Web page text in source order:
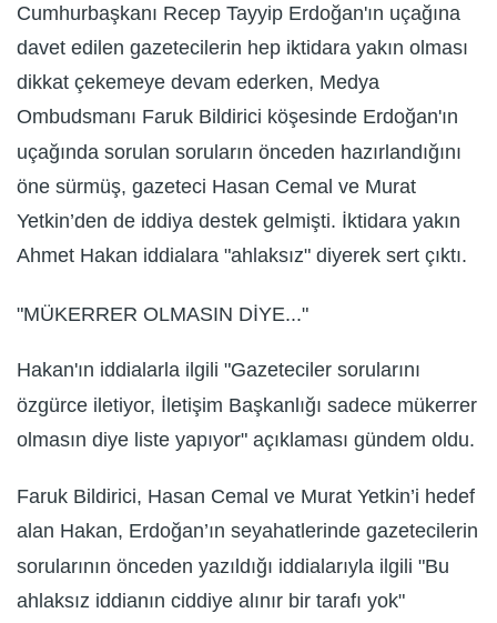
Cumhurbaşkanı Recep Tayyip Erdoğan'ın uçağına
davet edilen gazetecilerin hep iktidara yakın olması
dikkat çekemeye devam ederken, Medya
Ombudsmanı Faruk Bildirici köşesinde Erdoğan'ın
uçağında sorulan soruların önceden hazırlandığını
öne sürmüş, gazeteci Hasan Cemal ve Murat
Yetkin’den de iddiya destek gelmişti. İktidara yakın
Ahmet Hakan iddialara "ahlaksız" diyerek sert çıktı.
"MÜKERRER OLMASIN DİYE..."
Hakan'ın iddialarla ilgili "Gazeteciler sorularını
özgürce iletiyor, İletişim Başkanlığı sadece mükerrer
olmasın diye liste yapıyor" açıklaması gündem oldu.
Faruk Bildirici, Hasan Cemal ve Murat Yetkin’i hedef
alan Hakan, Erdoğan’ın seyahatlerinde gazetecilerin
sorularının önceden yazıldığı iddialarıyla ilgili "Bu
ahlaksız iddianın ciddiye alınır bir tarafı yok"